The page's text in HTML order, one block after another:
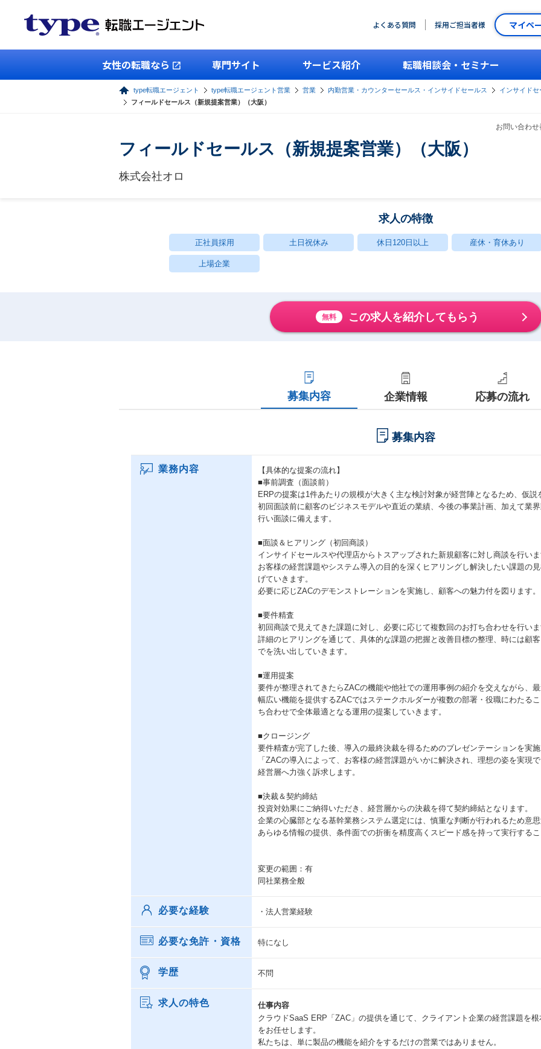
よくある質問 採用ご担当者様 マイペ
女性の転職なら 専門サイト サービス紹介 転職相談会・セミナー
type転職エージェント type転職エージェント営業 営業 内勤営業・カウンターセールス・インサイドセールス
インサイドセ
フィールドセールス（新規提案営業）（大阪）
お問い合わ
フィールドセールス（新規提案営業）（大阪）
株式会社オロ
求人の特徴
正社員採用 土日祝休み 休日120日以上 産休・育休あり
上場企業
無料 この求人を紹介してもらう
募集内容 企業情報 応募の流れ
募集内容
業務内容
【具体的な提案の流れ】
■事前調査（面談前）
ERPの提案は1件あたりの規模が大きく主な検討対象が経営陣となるため、仮説
初回面談前に顧客のビジネスモデルや直近の業績、今後の事業計画、加えて業
行い面談に備えます。
■面談＆ヒアリング（初回商談）
インサイドセールスや代理店からトスアップされた新規顧客に対し商談を行いま
お客様の経営課題やシステム導入の目的を深くヒアリングし解決したい課題の
げていきます。
必要に応じZACのデモンストレーションを実施し、顧客への魅力付を図ります。
■要件精査
初回商談で見えてきた課題に対し、必要に応じて複数回のお打ち合わせを行いま
詳細のヒアリングを通じて、具体的な課題の把握と改善目標の整理、時には顧
でを洗い出していきます。
■運用提案
要件が整理されてきたらZACの機能や他社での運用事例の紹介を交えながら、
幅広い機能を提供するZACではステークホルダーが複数の部署・役職にわたる
ち合わせで全体最適となる運用の提案していきます。
■クロージング
要件精査が完了した後、導入の最終決裁を得るためのプレゼンテーションを実施
「ZACの導入によって、お客様の経営課題がいかに解決され、理想の姿を実現
経営層へ力強く訴求します。
■決裁＆契約締結
投資対効果にご納得いただき、経営層からの決裁を得て契約締結となります。
企業の心臓部となる基幹業務システム選定には、慎重な判断が行われるため意
あらゆる情報の提供、条件面での折衝を精度高くスピード感を持って実行するこ
変更の範囲：有
同社業務全般
必要な経験 ・法人営業経験
必要な免許・資格 特になし
学歴 不問
求人の特色
仕事内容
クラウドSaaS ERP「ZAC」の提供を通じて、クライアント企業の経営課題を
をお任せします。
私たちは、単に製品の機能を紹介をするだけの営業ではありません。